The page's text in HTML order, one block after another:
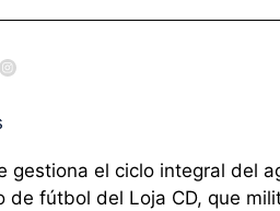
gestiona el ciclo integral del
de fútbol del Loja CD, que